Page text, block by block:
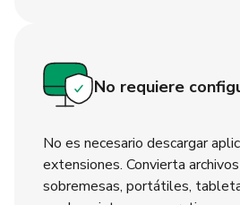
No requiere
No es necesario descargar
extensiones. Convierta
sobremesas, portátiles,